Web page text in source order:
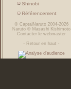
Shinobi
Référencement
© CaptaiNaruto2004-2026
Naruto © Masashi Kishimoto
Contacter le webmaster
- Retour en haut -